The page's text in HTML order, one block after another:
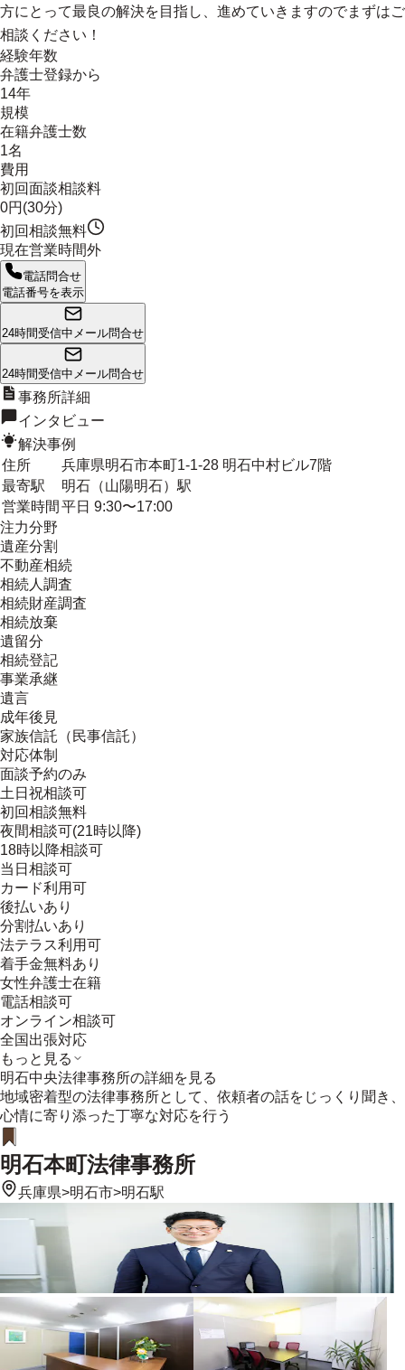
方にとって最良の解決を目指し、進めていきますのでまずはご
相談ください！
経験年数
弁護士登録から
14年
規模
在籍弁護士数
1名
費用
初回面談相談料
0円(30分)
初回相談無料
現在営業時間外
電話問合せ
電話番号を表示
24時間受信中 メール問合せ
24時間受信中 メール問合せ
事務所詳細
インタビュー
解決事例
住所
兵庫県明石市本町1-1-28 明石中村ビル7階
最寄駅
明石（山陽明石）駅
営業時間 平日 9:30〜17:00
注力分野
遺産分割
不動産相続
相続人調査
相続財産調査
相続放棄
遺留分
相続登記
事業承継
遺言
成年後見
家族信託（民事信託）
対応体制
面談予約のみ
土日祝相談可
初回相談無料
夜間相談可(21時以降)
18時以降相談可
当日相談可
カード利用可
後払いあり
分割払いあり
法テラス利用可
着手金無料あり
女性弁護士在籍
電話相談可
オンライン相談可
全国出張対応
もっと見る
明石中央法律事務所の詳細を見る
地域密着型の法律事務所として、依頼者の話をじっくり聞き、
心情に寄り添った丁寧な対応を行う
明石本町法律事務所
兵庫県>明石市>明石駅